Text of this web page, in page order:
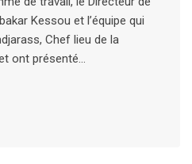
Kessou et l’équipe qui
Chef lieu de la
ont présenté…